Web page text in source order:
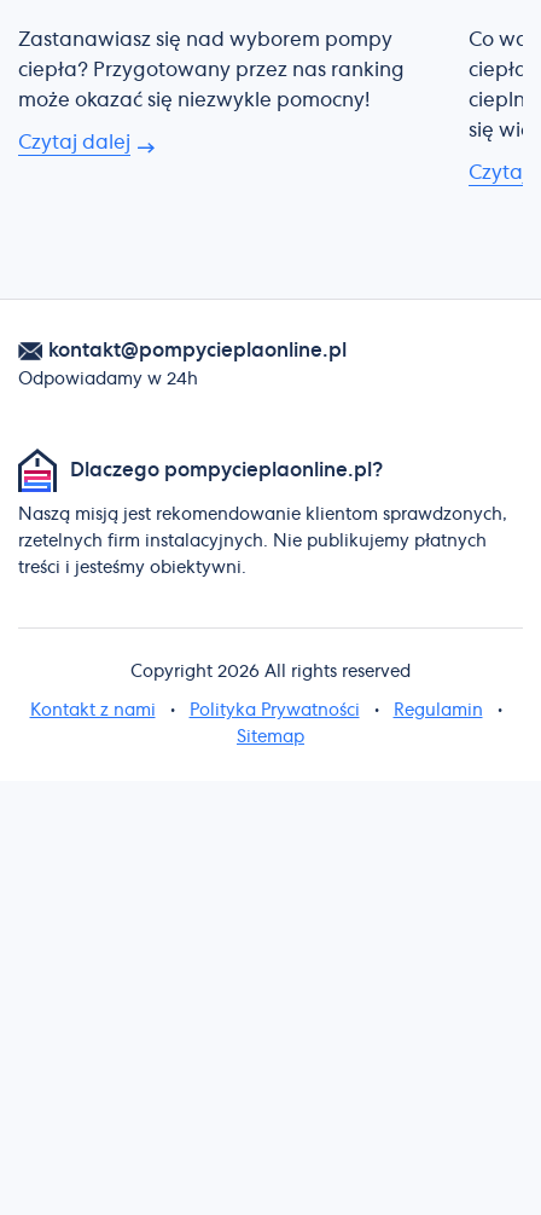
Zastanawiasz się nad wyborem pompy
ciepła? Przygotowany przez nas ranking
może okazać się niezwykle pomocny!
Czytaj dalej
Co
się
Czytaj
kontakt@pompycieplaonline.pl
Odpowiadamy w 24h
Dlaczego pompycieplaonline.pl?
Naszą misją jest rekomendowanie klientom sprawdzonych,
rzetelnych firm instalacyjnych. Nie publikujemy płatnych
treści i jesteśmy obiektywni.
Copyright 2026 All rights reserved
Kontakt z nami • Polityka Prywatności • Regulamin
•
Sitemap